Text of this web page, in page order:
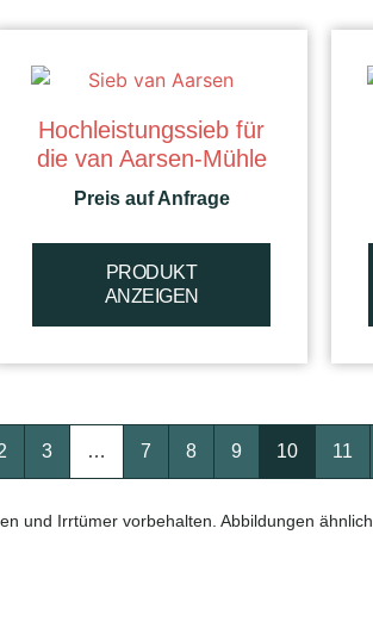
Hochleistungssieb für
die van Aarsen-Mühle
Preis auf Anfrage
PRODUKT
ANZEIGEN
3 … 7 8 9 10 11
und Irrtümer vorbehalten. Abbildungen ähnlich.